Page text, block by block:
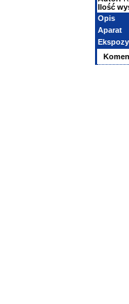
Ilość
Opis
Aparat